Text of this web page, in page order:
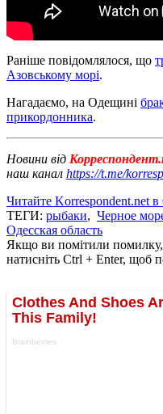
Раніше повідомлялося, що
Азовському морі.
Нагадаємо, на Одещині
прикордонника.
Новини від
наш канал https://t.me/
Читайте Korrespondent.net
ТЕГИ: рыбаки, Черное
Одесская область
Якщо ви помітили помилку,
натисніть Ctrl + Enter, щоб